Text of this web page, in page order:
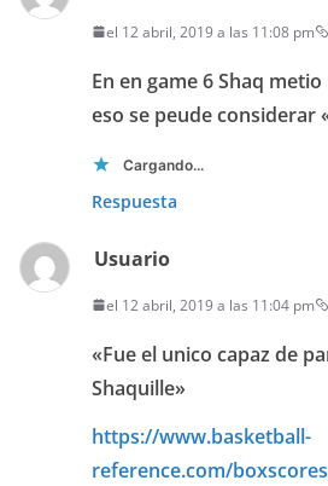
el 12 abril, 2019 a las 11:08 pm
En en game 6 Shaq
eso se peude considerar
Cargando...
Respuesta
Usuario
el 12 abril, 2019 a las 11:04 pm
«Fue el unico capaz de
Shaquille»
https://www.basketball-
reference.com/